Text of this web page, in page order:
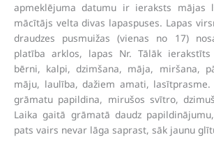
apmeklējuma datumu ir ieraksts mājas
mācītājs velta divas lapaspuses. Lapas
draudzes pusmuižas (vienas no 17)
platība arklos, lapas Nr. Tālāk ierakstīts
bērni, kalpi, dzimšana, māja, miršana,
māju, laulība, dažiem amati, lasītprasme.
grāmatu papildina, mirušos svītro,
Laika gaitā grāmatā daudz
pats vairs nevar lāga saprast, sāk jaunu